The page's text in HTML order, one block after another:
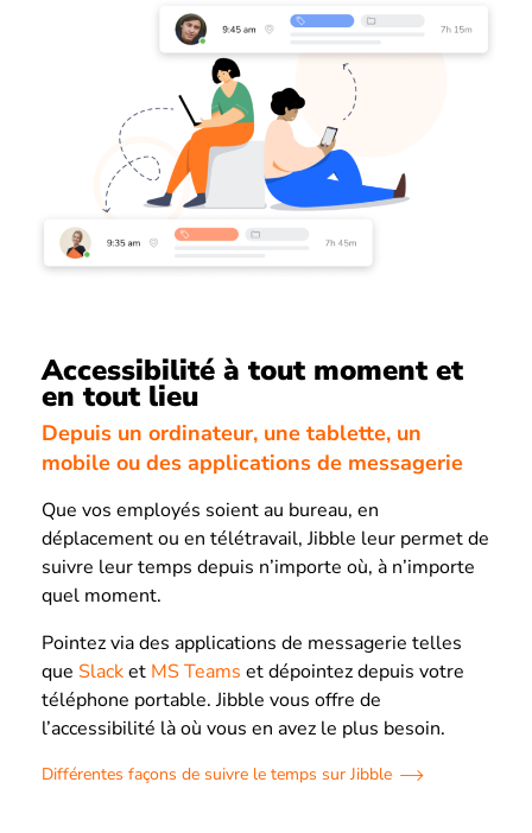
Accessibilité à tout moment et
en tout lieu
Depuis un ordinateur, une tablette, un
mobile ou des applications de messagerie
Que vos employés soient au bureau, en
déplacement ou en télétravail, Jibble leur permet de
suivre leur temps depuis n’importe où, à n’importe
quel moment.
Pointez via des applications de messagerie telles
que Slacket MS Teams et dépointez depuis votre
téléphone portable. Jibble vous offre de
l’accessibilité là où vous en avez le plus besoin.
Différentes façons de suivre le temps sur Jibble